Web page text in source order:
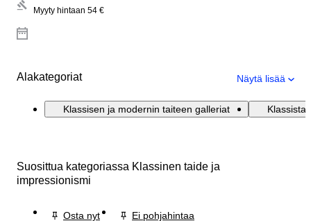
Myyty hintaan 54 €
Alakategoriat Näytä lisää
Klassisen ja modernin taiteen galleriat Klassista
Suosittua kategoriassa Klassinen taide ja
impressionismi
Osta nyt
Ei pohjahintaa